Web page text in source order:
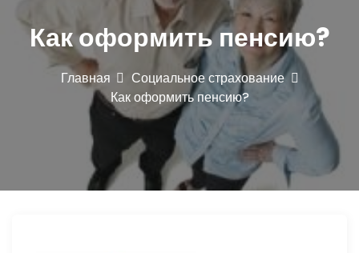
а
м
Как оформить пенсию?
Главная
Социальное страхование
Как оформить пенсию?